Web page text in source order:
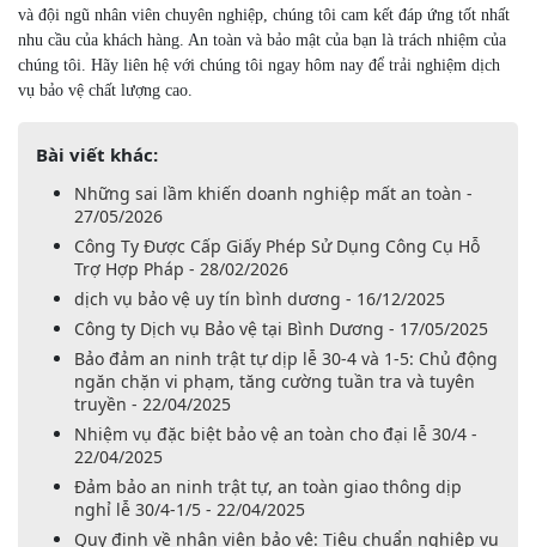
và đội ngũ nhân viên chuyên nghiệp, chúng tôi cam kết đáp ứng tốt nhất
nhu cầu của khách hàng. An toàn và bảo mật của bạn là trách nhiệm của
chúng tôi. Hãy liên hệ với chúng tôi ngay hôm nay để trải nghiệm dịch
vụ bảo vệ chất lượng cao.
Bài viết khác:
Những sai lầm khiến doanh nghiệp mất an toàn -
27/05/2026
Công Ty Được Cấp Giấy Phép Sử Dụng Công Cụ Hỗ
Trợ Hợp Pháp - 28/02/2026
dịch vụ bảo vệ uy tín bình dương - 16/12/2025
Công ty Dịch vụ Bảo vệ tại Bình Dương - 17/05/2025
Bảo đảm an ninh trật tự dịp lễ 30-4 và 1-5: Chủ động
ngăn chặn vi phạm, tăng cường tuần tra và tuyên
truyền - 22/04/2025
Nhiệm vụ đặc biệt bảo vệ an toàn cho đại lễ 30/4 -
22/04/2025
Đảm bảo an ninh trật tự, an toàn giao thông dịp
nghỉ lễ 30/4-1/5 - 22/04/2025
Quy định về nhân viên bảo vệ: Tiêu chuẩn nghiệp vụ